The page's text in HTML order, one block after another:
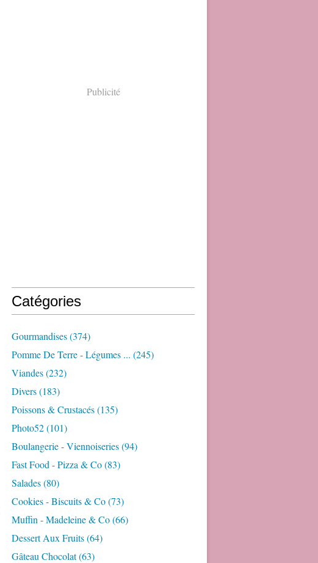
Publicité
Catégories
Gourmandises(374)
Pomme De Terre - Légumes ... (245)
Viandes(232)
Divers(183)
Poissons & Crustacés(135)
Photo52(101)
Boulangerie - Viennoiseries(94)
Fast Food - Pizza & Co(83)
Salades(80)
Cookies - Biscuits & Co(73)
Muffin - Madeleine & Co(66)
Dessert Aux Fruits(64)
Gâteau Chocolat(63)